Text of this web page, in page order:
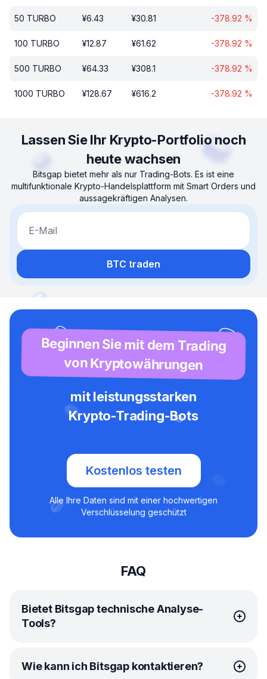
50 TURBO ¥6.43 ¥30.81 -378.92 %
100 TURBO ¥12.87 ¥61.62 -378.92 %
500 TURBO ¥64.33 ¥308.1 -378.92 %
1000 TURBO ¥128.67 ¥616.2 -378.92 %
Lassen Sie Ihr Krypto-Portfolio noch
heute wachsen
Bitsgap bietet mehr als nur Trading-Bots. Es ist eine
multifunktionale Krypto-Handelsplattform mit Smart Orders und
aussagekräftigen Analysen.
E-Mail
BTC traden
Beginnen Sie mit dem Trading
von Kryptowährungen
mit leistungsstarken
Krypto-Trading-Bots
Kostenlos testen
Alle Ihre Daten sind mit einer hochwertigen
Verschlüsselung geschützt
FAQ
Bietet Bitsgap technische Analyse-
Tools?
Bitsgap hat eine unschlagbare Partnerschaft mit
TradingView geschlossen, damit Sie jederzeit alle
Wie kann ich Bitsgap kontaktieren?